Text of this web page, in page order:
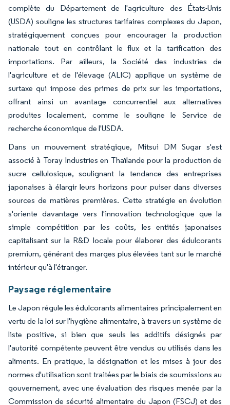
complète du Département de l'agriculture des États-Unis
(USDA) souligne les structures tarifaires complexes du Japon,
stratégiquement conçues pour encourager la production
nationale tout en contrôlant le flux et la tarification des
importations. Par ailleurs, la Société des industries de
l'agriculture et de l'élevage (ALIC) applique un système de
surtaxe qui impose des primes de prix sur les importations,
offrant ainsi un avantage concurrentiel aux alternatives
produites localement, comme le souligne le Service de
recherche économique de l'USDA.
Dans un mouvement stratégique, Mitsui DM Sugar s'est
associé à Toray Industries en Thaïlande pour la production de
sucre cellulosique, soulignant la tendance des entreprises
japonaises à élargir leurs horizons pour puiser dans diverses
sources de matières premières. Cette stratégie en évolution
s'oriente davantage vers l'innovation technologique que la
simple compétition par les coûts, les entités japonaises
capitalisant sur la R&D locale pour élaborer des édulcorants
premium, générant des marges plus élevées tant sur le marché
intérieur qu'à l'étranger.
Paysage réglementaire
Le Japon régule les édulcorants alimentaires principalement en
vertu de la loi sur l'hygiène alimentaire, à travers un système de
liste positive, si bien que seuls les additifs désignés par
l'autorité compétente peuvent être vendus ou utilisés dans les
aliments. En pratique, la désignation et les mises à jour des
normes d'utilisation sont traitées par le biais de soumissions au
gouvernement, avec une évaluation des risques menée par la
Commission de sécurité alimentaire du Japon (FSCJ) et des